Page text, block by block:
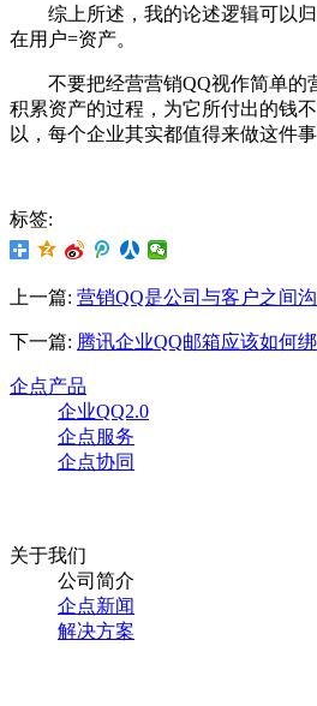
综上所述，我的论述逻辑可以归
在用户=资产。
不要把经营营销QQ视作简单的
积累资产的过程，为它所付出的钱
以，每个企业其实都值得来做这件事
标签:
上一篇: 营销QQ是公司与客户之间
下一篇: 腾讯企业QQ邮箱应该如何绑
企点产品
企业QQ2.0
企点服务
企点协同
关于我们
公司简介
企点新闻
解决方案